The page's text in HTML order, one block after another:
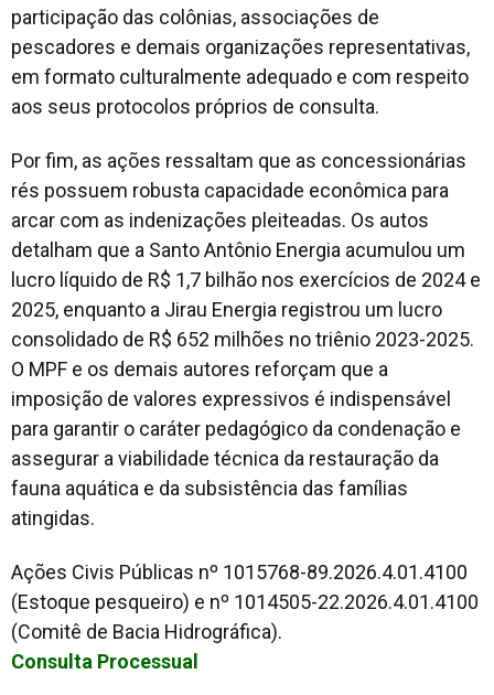
participação das colônias, associações de
pescadores e demais organizações representativas,
em formato culturalmente adequado e com respeito
aos seus protocolos próprios de consulta.
Por fim, as ações ressaltam que as concessionárias
rés possuem robusta capacidade econômica para
arcar com as indenizações pleiteadas. Os autos
detalham que a Santo Antônio Energia acumulou um
lucro líquido de R$ 1,7 bilhão nos exercícios de 2024 e
2025, enquanto a Jirau Energia registrou um lucro
consolidado de R$ 652 milhões no triênio 2023-2025.
O MPF e os demais autores reforçam que a
imposição de valores expressivos é indispensável
para garantir o caráter pedagógico da condenação e
assegurar a viabilidade técnica da restauração da
fauna aquática e da subsistência das famílias
atingidas.
Ações Civis Públicas nº 1015768-89.2026.4.01.4100
(Estoque pesqueiro) e nº 1014505-22.2026.4.01.4100
(Comitê de Bacia Hidrográfica).
Consulta Processual